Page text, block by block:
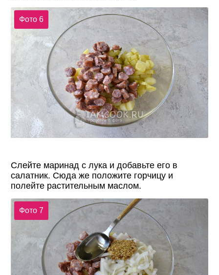
Фото 6
Слейте маринад с лука и добавьте его в
салатник. Сюда же положите горчицу и
полейте растительным маслом.
Фото 7